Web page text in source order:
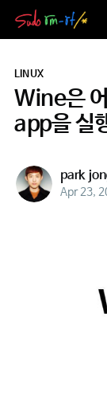
LINUX
Wine은
app을 실
park
Apr 23,